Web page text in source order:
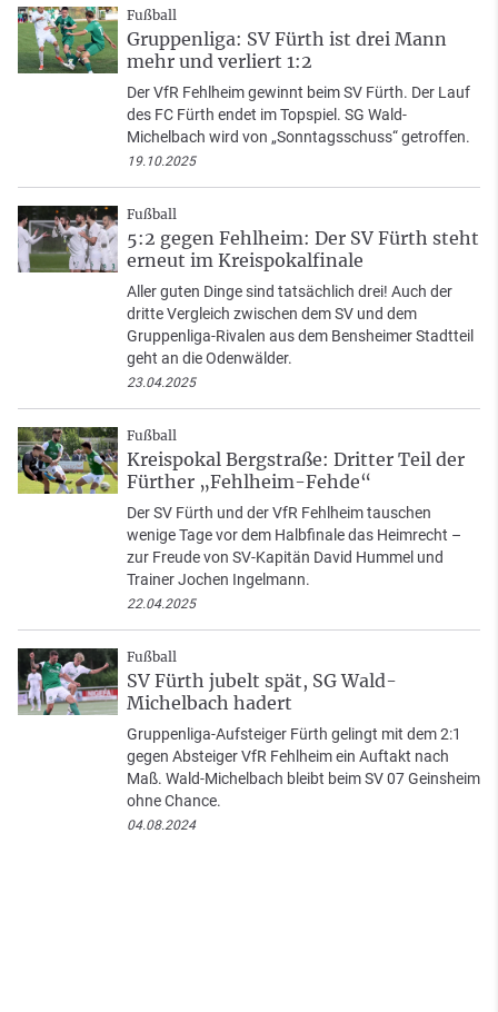
Fußball
Gruppenliga: SV Fürth ist drei Mann
mehr und verliert 1:2
Der VfR Fehlheim gewinnt beim SV Fürth. Der Lauf
des FC Fürth endet im Topspiel. SG Wald-
Michelbach wird von „Sonntagsschuss“ getroffen.
19.10.2025
Fußball
5:2 gegen Fehlheim: Der SV Fürth steht
erneut im Kreispokalfinale
Aller guten Dinge sind tatsächlich drei! Auch der
dritte Vergleich zwischen dem SV und dem
Gruppenliga-Rivalen aus dem Bensheimer Stadtteil
geht an die Odenwälder.
23.04.2025
Fußball
Kreispokal Bergstraße: Dritter Teil der
Fürther „Fehlheim-Fehde“
Der SV Fürth und der VfR Fehlheim tauschen
wenige Tage vor dem Halbfinale das Heimrecht –
zur Freude von SV-Kapitän David Hummel und
Trainer Jochen Ingelmann.
22.04.2025
Fußball
SV Fürth jubelt spät, SG Wald-
Michelbach hadert
Gruppenliga-Aufsteiger Fürth gelingt mit dem 2:1
gegen Absteiger VfR Fehlheim ein Auftakt nach
Maß. Wald-Michelbach bleibt beim SV 07 Geinsheim
ohne Chance.
04.08.2024